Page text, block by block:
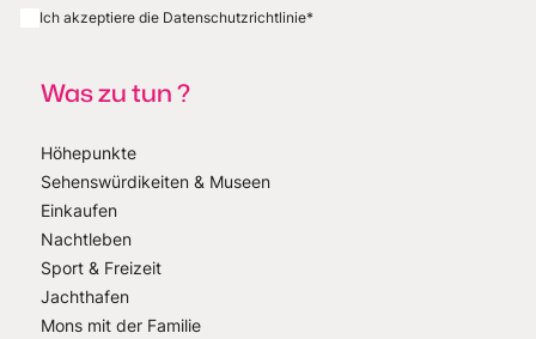
Ich akzeptiere die Datenschutzrichtlinie*
Was zu tun ?
Höhepunkte
Sehenswürdikeiten & Museen
Einkaufen
Nachtleben
Sport & Freizeit
Jachthafen
Mons mit der Familie